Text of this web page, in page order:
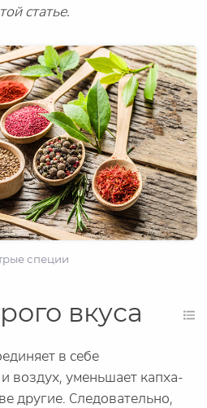
статье.
специи
вкуса
в себе
воздух, уменьшает капха-
другие. Следовательно,